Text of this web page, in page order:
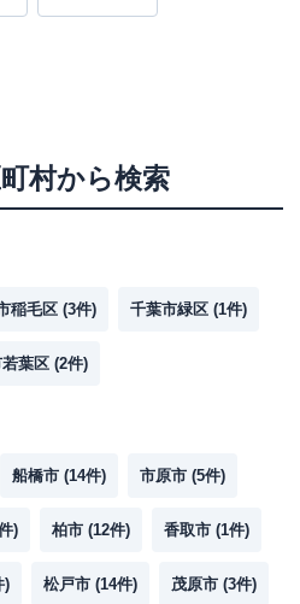
村から検索
稲毛区 (3件) 千葉市緑区 (1件)
葉区 (2件)
船橋市 (14件) 市原市 (5件)
) 柏市 (12件) 香取市 (1件)
) 松戸市 (14件) 茂原市 (3件)